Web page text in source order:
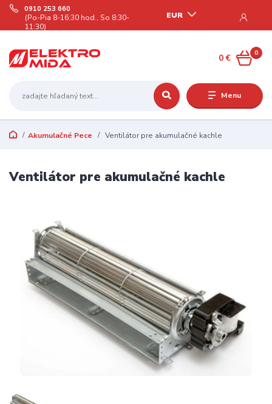
Menu
EUR
0910 253 660
(Po-Pia 8-16:30 hod., So 8:30-
11:30)
0
0 €
Akumulačné Pece Ventilátor pre akumulačné kachle
Ventilátor pre akumulačné kachle